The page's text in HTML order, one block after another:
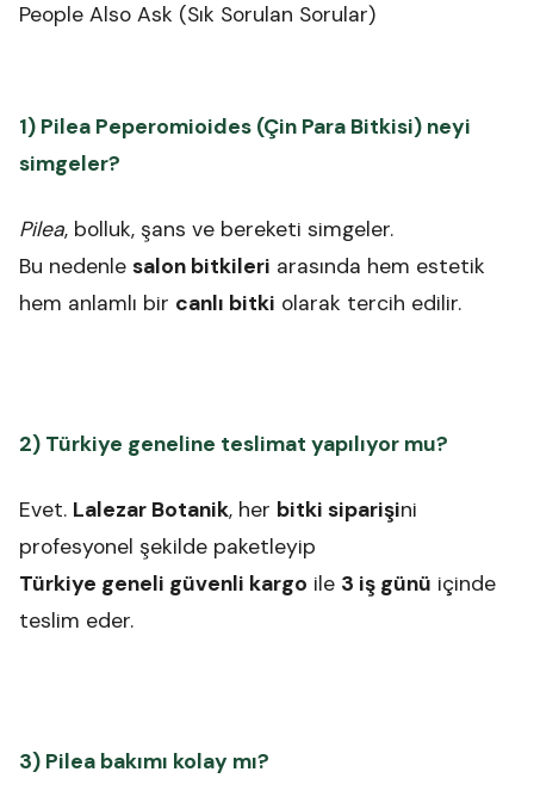
People Also Ask (Sık Sorulan Sorular)
1) Pilea Peperomioides (Çin Para Bitkisi) neyi
simgeler?
Pilea, bolluk, şans ve bereketi simgeler.
Bu nedenle salon bitkileri arasında hem estetik
hem anlamlı bir canlı bitki olarak tercih edilir.
2) Türkiye geneline teslimat yapılıyor mu?
Evet. Lalezar Botanik, her bitki siparişini
profesyonel şekilde paketleyip
Türkiye geneli güvenli kargo ile 3 iş günü içinde
teslim eder.
3) Pilea bakımı kolay mı?